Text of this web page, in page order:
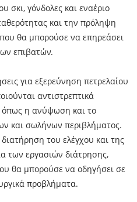
σκι, γόνδολες και εναέριο
και την πρόληψη
θα μπορούσε να επηρεάσει
επιβατών.
για εξερεύνηση πετρελαίου
αντιστρεπτικά
όπως η ανύψωση και το
και σωλήνων περιβλήματος.
του ελέγχου και της
των εργασιών διάτρησης,
θα μπορούσε να οδηγήσει σε
προβλήματα.